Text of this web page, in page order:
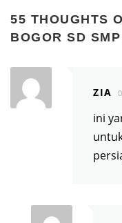
55 THOUGHTS
BOGOR SD
ZIA
ini